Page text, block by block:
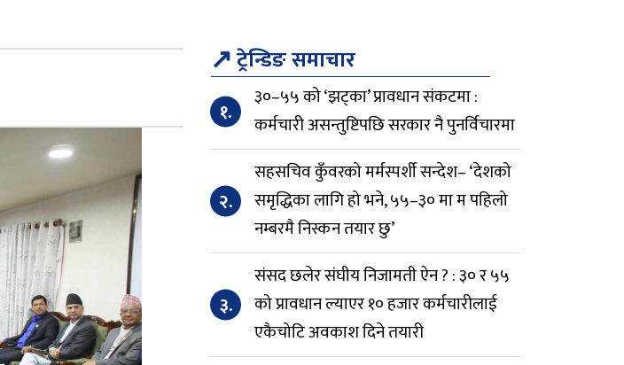
↗ट्रेन्डिङ समाचार
१.
३०–५५ को ‘झट्का’ प्रावधान संकटमा :
कर्मचारी असन्तुष्टिपछि सरकार नै पुनर्विचारमा
२.
सहसचिव कुँवरको मर्मस्पर्शी सन्देश– ‘देशको
समृद्धिका लागि हो भने, ५५–३० मा म पहिलो
नम्बरमै निस्कन तयार छु’
३.
संसद छलेर संघीय निजामती ऐन ? : ३० र ५५
को प्रावधान ल्याएर १० हजार कर्मचारीलाई
एकैचोटि अवकाश दिने तयारी